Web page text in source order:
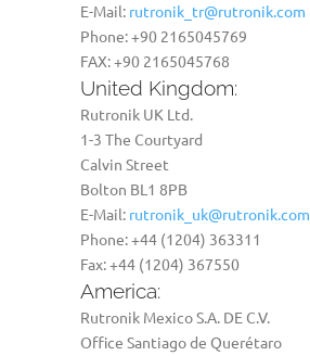
E-Mail: rutronik_tr@rutronik.com
Phone: +90 2165045769
FAX: +90 2165045768
United Kingdom:
Rutronik UK Ltd.
1-3 The Courtyard
Calvin Street
Bolton BL1 8PB
E-Mail: rutronik_uk@rutronik.com
Phone: +44 (1204) 363311
Fax: +44 (1204) 367550
America:
Rutronik Mexico S.A. DE C.V.
Office Santiago de Querétaro